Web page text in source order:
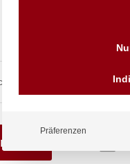
geeignet ist.
Präferenzen